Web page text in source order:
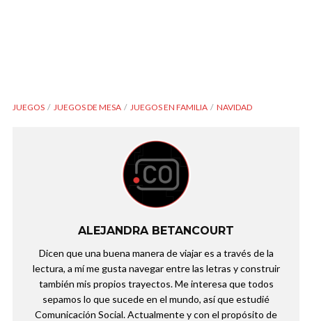
JUEGOS JUEGOS DE MESA JUEGOS EN FAMILIA NAVIDAD
ALEJANDRA BETANCOURT
Dicen que una buena manera de viajar es a través de la
lectura, a mí me gusta navegar entre las letras y construir
también mis propios trayectos. Me interesa que todos
sepamos lo que sucede en el mundo, así que estudié
Comunicación Social. Actualmente y con el propósito de